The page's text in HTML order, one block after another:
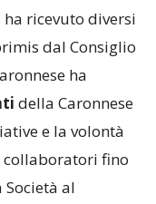
del
ha ricevuto diversi
dal Consiglio
ha
della Caronnese
e la volontà
fino